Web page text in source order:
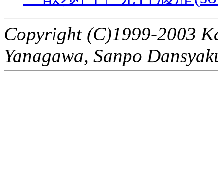
Copyright (C)1999-2003
Yanagawa, Sanpo